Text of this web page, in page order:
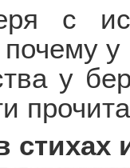
с
у
стихах